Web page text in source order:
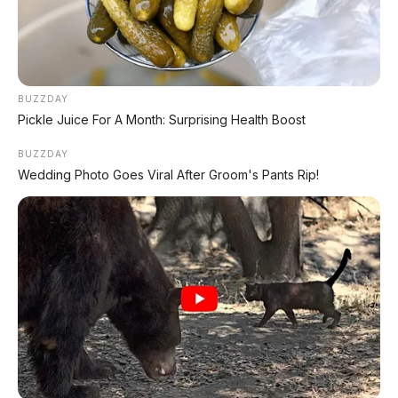
✨ PROMO SPESIAL
Kredit Bunga 1,2%
Tanpa biaya administrasi
✅ Cukup modal KTP doang!
AJUKAN ➔
ARSIP DATABASE ARTIKEL
BUZZDAY
Pickle Juice For A Month: Surprising Health Boost
BUZZDAY
Wedding Photo Goes Viral After Groom's Pants Rip!